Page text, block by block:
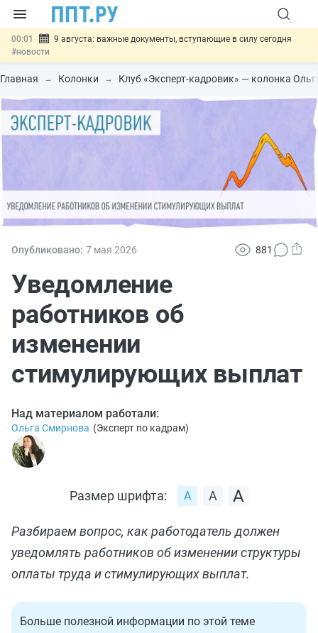
00:01
9 августа: важные документы, вступающие в силу сегодня
#новости
07.08 Подписан закон о блокировке продажи опасных товаров через
«Честный знак»#новости
07.08 Госпошлину за устранение ошибок в документах предлагают
отменить#новости
Разработают единые критерии трудовых и ГПХ-
Главная Колонки Клуб «Эксперт-кадровик» — колонка
Опубликовано: 7 мая 2026 881
Уведомление
работников об
изменении
стимулирующих выплат
Над материалом работали:
Ольга Смирнова (Эксперт по кадрам)
Размер шрифта:
Разбираем вопрос, как работодатель должен
уведомлять работников об изменении структуры
оплаты труда и стимулирующих выплат.
Больше полезной информации по этой теме